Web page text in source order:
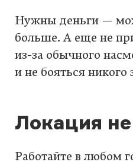
Нужны деньги —
больше. А еще не
из-за обычного
и не бояться никого
Локация
Работайте в любом